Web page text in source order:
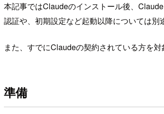
本記事ではClaudeのインストール後、
認証や、初期設定など起動以降については別
また、すでにClaudeの契約されている方を対
準備